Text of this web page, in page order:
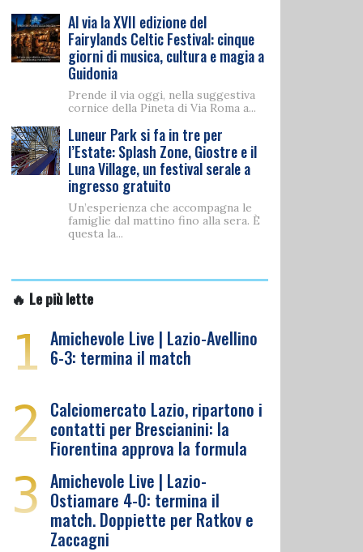
Al via la XVII edizione del
Fairylands Celtic Festival: cinque
giorni di musica, cultura e magia a
Guidonia
Prende il via oggi, nella suggestiva
cornice della Pineta di Via Roma a...
Luneur Park si fa in tre per
l’Estate: Splash Zone, Giostre e il
Luna Village, un festival serale a
ingresso gratuito
Un’esperienza che accompagna le
famiglie dal mattino fino alla sera. È
questa la...
🔥 Le più lette
1 Amichevole Live | Lazio-Avellino
6-3: termina il match
2 Calciomercato Lazio, ripartono i
contatti per Brescianini: la
Fiorentina approva la formula
3 Amichevole Live | Lazio-
Ostiamare 4-0: termina il
match. Doppiette per Ratkov e
Zaccagni